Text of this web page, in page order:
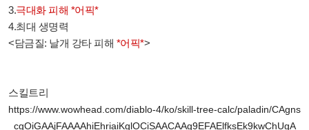
3.극대화 피해 *어픽*
4.최대 생명력
<담금질: 날개 강타 피해 *어픽*>
스킬트리
https://www.wowhead.com/diablo-4/ko/skill-tree-calc/paladin/CAgns
_cgOiGAAjFAAAAhiEhriaiKglOCiSAACAAg9EFAElfksEk9kwChUgA